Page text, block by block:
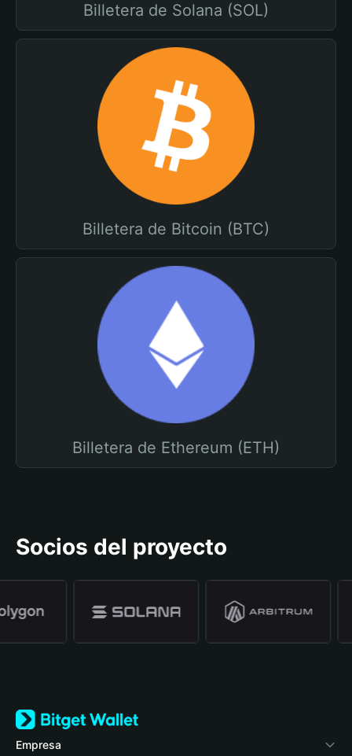
Billetera de Solana (SOL)
Billetera de Bitcoin (BTC)
Billetera de Ethereum (ETH)
Socios del proyecto
Empresa